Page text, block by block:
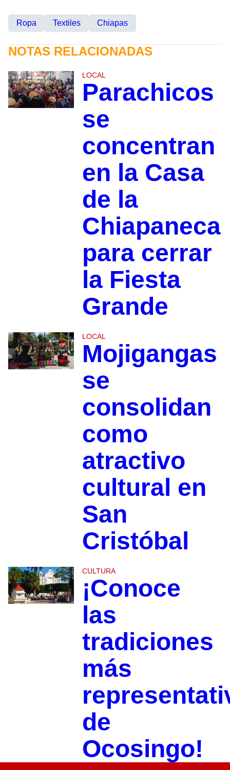
Ropa Textiles Chiapas
NOTAS RELACIONADAS
LOCAL
Parachicos
se
concentran
en la Casa
de la
Chiapaneca
para cerrar
la Fiesta
Grande
LOCAL
Mojigangas
se
consolidan
como
atractivo
cultural en
San
Cristóbal
CULTURA
¡Conoce
las
tradiciones
más
de
Ocosingo!